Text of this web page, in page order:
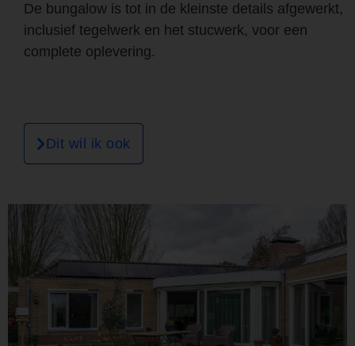
De bungalow is tot in de kleinste details afgewerkt,
inclusief tegelwerk en het stucwerk, voor een
complete oplevering.
Dit wil ik ook